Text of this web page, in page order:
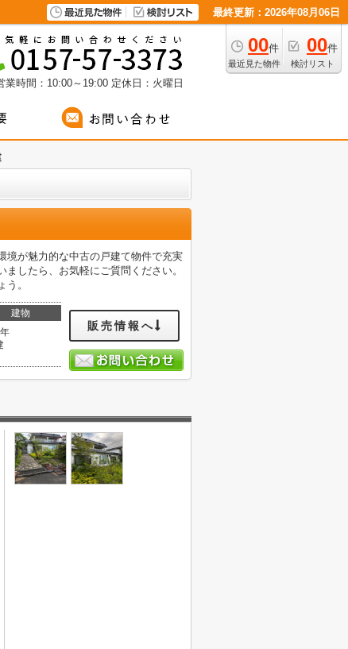
最終更新：2026年08月06日
00件
最近見た物件
00件
検討リスト
業時間：10:00～19:00 定休日：火曜日
境が魅力的な中古の戸建て物件で充実
したら、お気軽にご質問ください。
。
建物
販売情報へ